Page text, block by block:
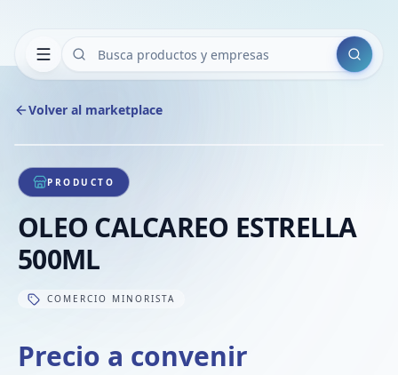
Buscar
Volver al marketplace
1/1
PRODUCTO
OLEO CALCAREO ESTRELLA
500ML
COMERCIO MINORISTA
Precio a convenir